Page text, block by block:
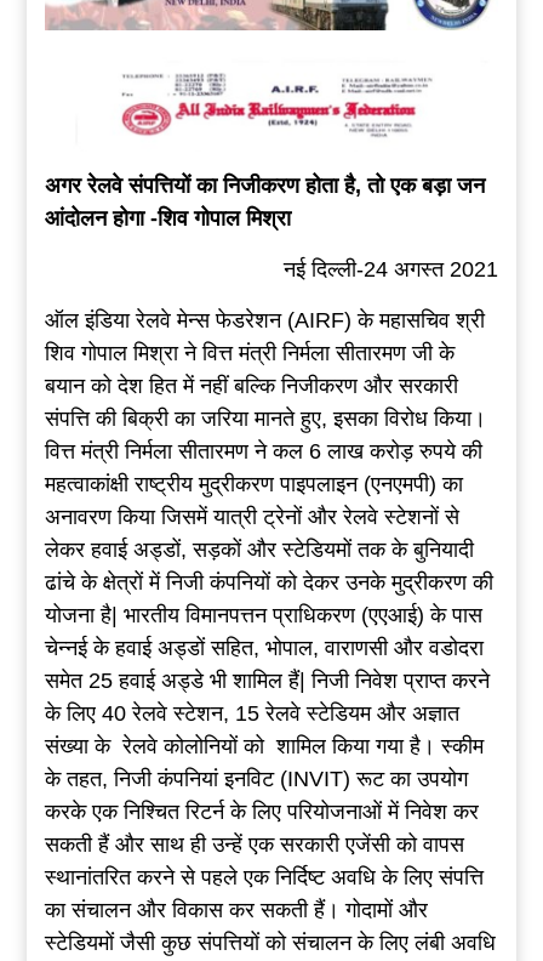
अगर रेलवे संपत्तियों का निजीकरण होता है, तो एक बड़ा जन
आंदोलन होगा -शिव गोपाल मिश्रा
नई दिल्ली-24 अगस्त 2021
ऑल इंडिया रेलवे मेन्स फेडरेशन (AIRF) के महासचिव श्री
शिव गोपाल मिश्रा ने वित्त मंत्री निर्मला सीतारमण जी के
बयान को देश हित में नहीं बल्कि निजीकरण और सरकारी
संपत्ति की बिक्री का जरिया मानते हुए, इसका विरोध किया।
वित्त मंत्री निर्मला सीतारमण ने कल 6 लाख करोड़ रुपये की
महत्वाकांक्षी राष्ट्रीय मुद्रीकरण पाइपलाइन (एनएमपी) का
अनावरण किया जिसमें यात्री ट्रेनों और रेलवे स्टेशनों से
लेकर हवाई अड्डों, सड़कों और स्टेडियमों तक के बुनियादी
ढांचे के क्षेत्रों में निजी कंपनियों को देकर उनके मुद्रीकरण की
योजना है| भारतीय विमानपत्तन प्राधिकरण (एएआई) के पास
चेन्नई के हवाई अड्डों सहित, भोपाल, वाराणसी और वडोदरा
समेत 25 हवाई अड्डे भी शामिल हैं| निजी निवेश प्राप्त करने
के लिए 40 रेलवे स्टेशन, 15 रेलवे स्टेडियम और अज्ञात
संख्या के रेलवे कोलोनियों को शामिल किया गया है। स्कीम
के तहत, निजी कंपनियां इनविट (INVIT) रूट का उपयोग
करके एक निश्चित रिटर्न के लिए परियोजनाओं में निवेश कर
सकती हैं और साथ ही उन्हें एक सरकारी एजेंसी को वापस
स्थानांतरित करने से पहले एक निर्दिष्ट अवधि के लिए संपत्ति
का संचालन और विकास कर सकती हैं। गोदामों और
स्टेडियमों जैसी कुछ संपत्तियों को संचालन के लिए लंबी अवधि